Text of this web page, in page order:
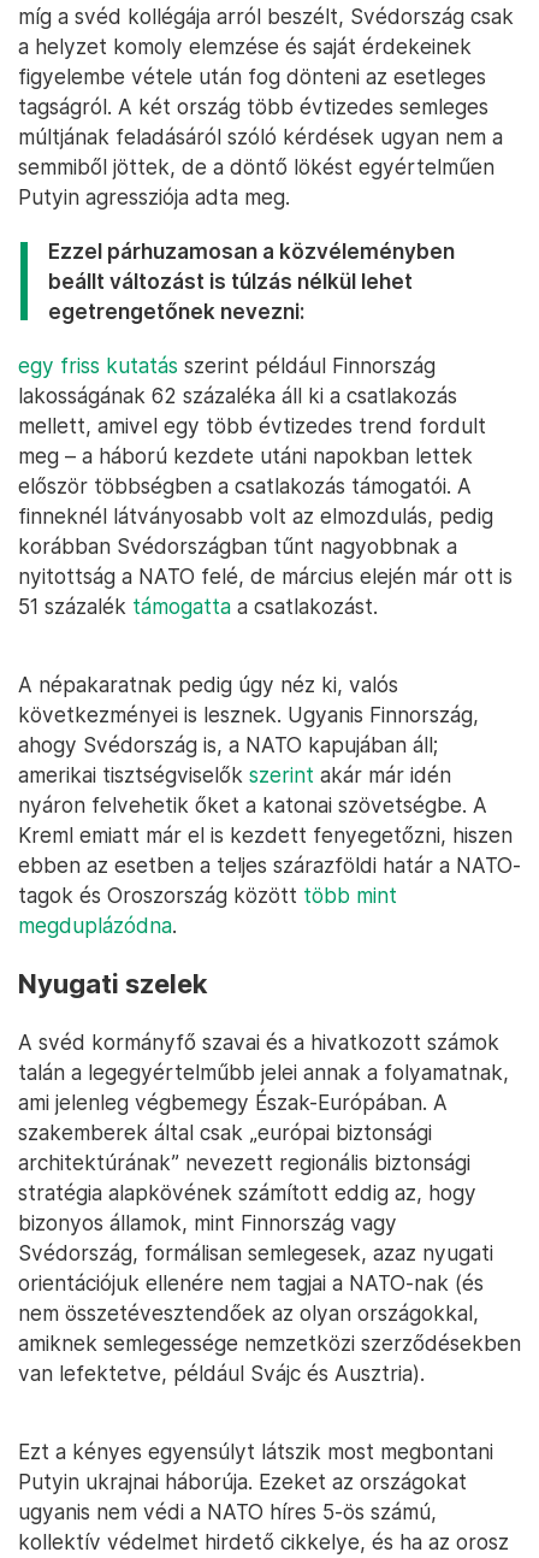
míg a svéd kollégája arról beszélt, Svédország csak
a helyzet komoly elemzése és saját érdekeinek
figyelembe vétele után fog dönteni az esetleges
tagságról. A két ország több évtizedes semleges
múltjának feladásáról szóló kérdések ugyan nem a
semmiből jöttek, de a döntő lökést egyértelműen
Putyin agressziója adta meg.
Ezzel párhuzamosan a közvéleményben
beállt változást is túlzás nélkül lehet
egetrengetőnek nevezni:
egy friss kutatás szerint például Finnország
lakosságának 62 százaléka áll ki a csatlakozás
mellett, amivel egy több évtizedes trend fordult
meg – a háború kezdete utáni napokban lettek
először többségben a csatlakozás támogatói. A
finneknél látványosabb volt az elmozdulás, pedig
korábban Svédországban tűnt nagyobbnak a
nyitottság a NATO felé, de március elején már ott is
51 százalék támogatta a csatlakozást.
A népakaratnak pedig úgy néz ki, valós
következményei is lesznek. Ugyanis Finnország,
ahogy Svédország is, a NATO kapujában áll;
amerikai tisztségviselők szerint akár már idén
nyáron felvehetik őket a katonai szövetségbe. A
Kreml emiatt már el is kezdett fenyegetőzni, hiszen
ebben az esetben a teljes szárazföldi határ a NATO-
tagok és Oroszország között több mint
megduplázódna.
Nyugati szelek
A svéd kormányfő szavai és a hivatkozott számok
talán a legegyértelműbb jelei annak a folyamatnak,
ami jelenleg végbemegy Észak-Európában. A
szakemberek által csak „európai biztonsági
architektúrának” nevezett regionális biztonsági
stratégia alapkövének számított eddig az, hogy
bizonyos államok, mint Finnország vagy
Svédország, formálisan semlegesek, azaz nyugati
orientációjuk ellenére nem tagjai a NATO-nak (és
nem összetévesztendőek az olyan országokkal,
amiknek semlegessége nemzetközi szerződésekben
van lefektetve, például Svájc és Ausztria).
Ezt a kényes egyensúlyt látszik most megbontani
Putyin ukrajnai háborúja. Ezeket az országokat
ugyanis nem védi a NATO híres 5-ös számú,
kollektív védelmet hirdető cikkelye, és ha az orosz